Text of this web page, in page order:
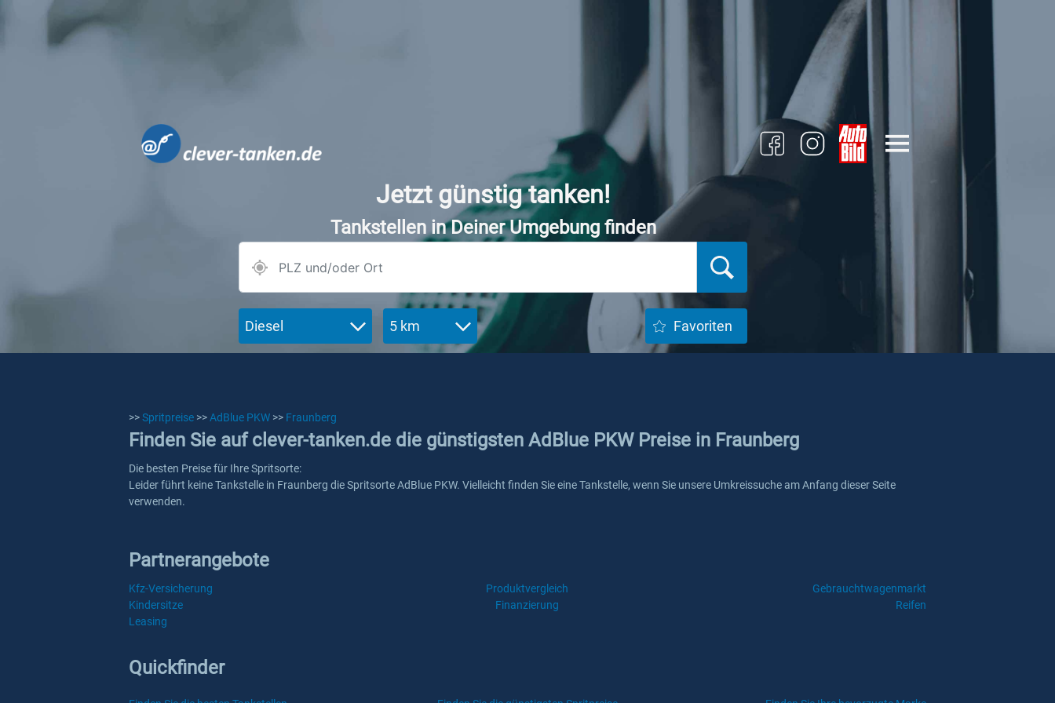
Jetzt günstig tanken!
Tankstellen in Deiner Umgebung finden
Diesel 5 km Favoriten
>>Spritpreise >>AdBlue PKW >> Fraunberg
Finden Sie auf clever-tanken.de die günstigsten AdBlue PKW Preise in Fraunberg
Die besten Preise für Ihre Spritsorte:
Leider führt keine Tankstelle in Fraunberg die Spritsorte AdBlue PKW. Vielleicht finden Sie eine Tankstelle, wenn Sie unsere Umkreissuche am Anfang dieser Seite
verwenden.
Partnerangebote
Kfz-Versicherung Produktvergleich
Gebrauchtwagenmarkt
Kindersitze
Finanzierung
Reifen
Leasing
Quickfinder